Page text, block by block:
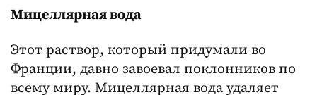
Мицеллярная вода
Этот раствор, который придумали во
Франции, давно завоевал поклонников по
всему миру. Мицеллярная вода удаляет